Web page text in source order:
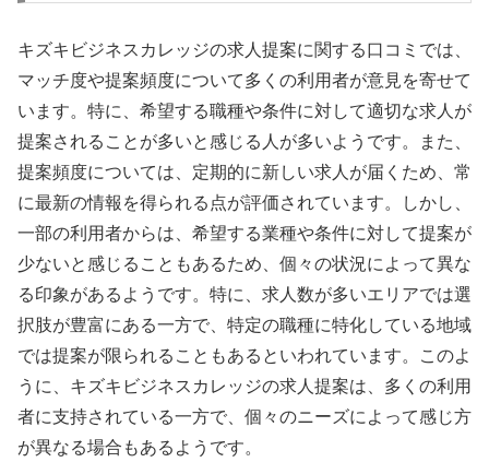
キズキビジネスカレッジの求人提案に関する口コミでは、
マッチ度や提案頻度について多くの利用者が意見を寄せて
います。特に、希望する職種や条件に対して適切な求人が
提案されることが多いと感じる人が多いようです。また、
提案頻度については、定期的に新しい求人が届くため、常
に最新の情報を得られる点が評価されています。しかし、
一部の利用者からは、希望する業種や条件に対して提案が
少ないと感じることもあるため、個々の状況によって異な
る印象があるようです。特に、求人数が多いエリアでは選
択肢が豊富にある一方で、特定の職種に特化している地域
では提案が限られることもあるといわれています。このよ
うに、キズキビジネスカレッジの求人提案は、多くの利用
者に支持されている一方で、個々のニーズによって感じ方
が異なる場合もあるようです。